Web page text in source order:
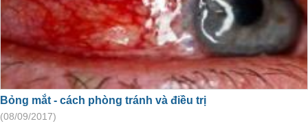
Bỏng mắt - cách phòng tránh và điều trị
(08/09/2017)